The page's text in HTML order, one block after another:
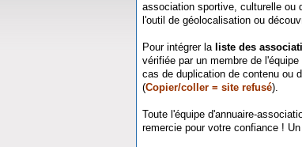
association sportive, culturelle ou
l'outil de géolocalisation ou
Pour intégrer la liste des
vérifiée par un membre de
cas de duplication de contenu ou
(Copier/coller = site refusé).
Toute l'équipe d'annuaire-
remercie pour votre confiance !